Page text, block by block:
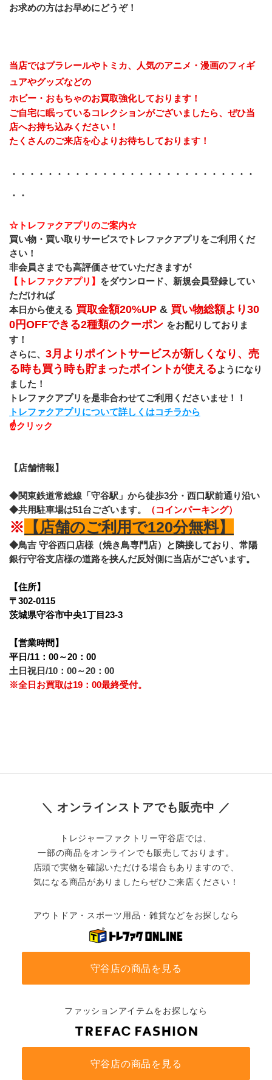
お求めの方はお早めにどうぞ！
当店ではプラレールやトミカ、人気のアニメ・漫画のフィギ
ュアやグッズなどの
ホビー・おもちゃのお買取強化しております！
ご自宅に眠っているコレクションがございましたら、ぜひ当
店へお持ち込みください！
たくさんのご来店を心よりお待ちしております！
・・・・・・・・・・・・・・・・・・・・・・・・・・・
・・
☆トレファクアプリのご案内☆
買い物・買い取りサービスでトレファクアプリをご利用くだ
さい！
非会員さまでも高評価させていただきますが
【トレファクアプリ】 をダウンロード、新規会員登録してい
ただければ
本日から使える 買取金額20%UP & 買い物総額より30
0円OFFできる2種類のクーポン をお配りしておりま
す！
さらに、 3月よりポイントサービスが新しくなり、売
る時も買う時も貯まったポイントが使えるようになり
ました！
トレファクアプリを是非合わせてご利用くださいませ！！
トレファクアプリについて詳しくはコチラから
☝クリック
【店舗情報】
◆関東鉄道常総線「守谷駅」から徒歩3分・西口駅前通り沿い
◆共用駐車場は51台ございます。
（コインパーキング）
※ 【店舗のご利用で120分無料】
◆鳥吉 守谷西口店様（焼き鳥専門店）と隣接しており、常陽
銀行守谷支店様の道路を挟んだ反対側に当店がございます。
【住所】
〒302-0115
茨城県守谷市中央1丁目23-3
【営業時間】
平日/11：00～20：00
土日祝日/10：00～20：00
※全日お買取は19：00最終受付。
＼ オンラインストアでも販売中 ／
トレジャーファクトリー守谷店では、
一部の商品をオンラインでも販売しております。
店頭で実物を確認いただける場合もありますので、
気になる商品がありましたらぜひご来店ください！
アウトドア・スポーツ用品・雑貨などをお探しなら
守谷店の商品を見る
ファッションアイテムをお探しなら
守谷店の商品を見る